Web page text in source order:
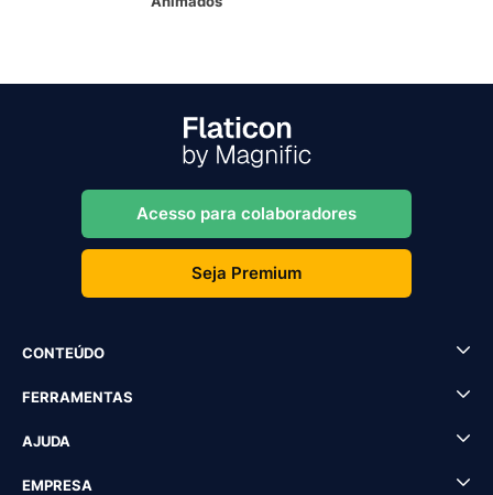
Acesso para colaboradores
Seja Premium
CONTEÚDO
FERRAMENTAS
AJUDA
EMPRESA